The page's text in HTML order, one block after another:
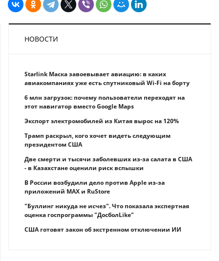
НОВОСТИ
Starlink Маска завоевывает авиацию: в каких
авиакомпаниях уже есть спутниковый Wi-Fi на борту
6 млн загрузок: почему пользователи переходят на
этот навигатор вместо Google Maps
Экспорт электромобилей из Китая вырос на 120%
Трамп раскрыл, кого хочет видеть следующим
президентом США
Две смерти и тысячи заболевших из-за салата в США
- в Казахстане оценили риск вспышки
В России возбудили дело против Apple из-за
приложений MAX и RuStore
"Буллинг никуда не исчез". Что показала экспертная
оценка госпрограммы "ДосболLike"
США готовят закон об экстренном отключении ИИ